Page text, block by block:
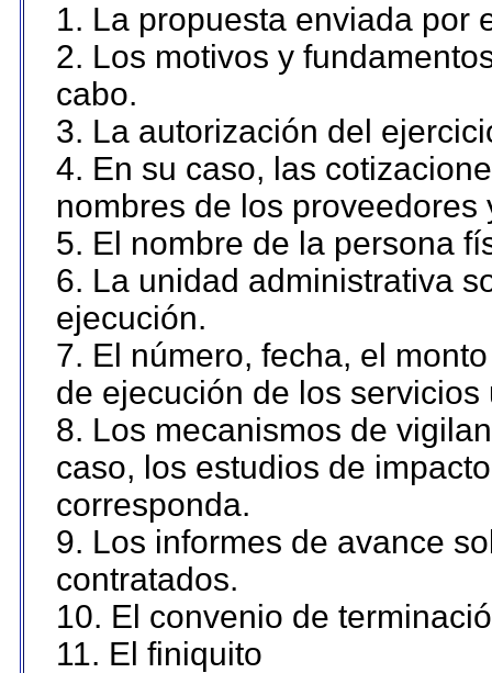
1. La propuesta enviada por
2. Los motivos y
cabo.
3. La autorización del
4. En su caso, las
nombres de los proveedores
5. El nombre de la persona
6. La unidad administrativa
ejecución.
7. El número, fecha, el
de ejecución de los servicios
8. Los mecanismos de
caso, los estudios de
corresponda.
9. Los informes de avance
contratados.
10. El convenio de
11. El finiquito